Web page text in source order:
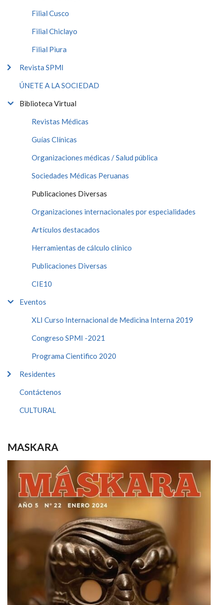
Filial Cusco
Filial Chiclayo
Filial Piura
Revista SPMI
ÚNETE A LA SOCIEDAD
Biblioteca Virtual
Revistas Médicas
Guías Clínicas
Organizaciones médicas / Salud pública
Sociedades Médicas Peruanas
Publicaciones Diversas
Organizaciones internacionales por especialidades
Artículos destacados
Herramientas de cálculo clínico
Publicaciones Diversas
CIE10
Eventos
XLI Curso Internacional de Medicina Interna 2019
Congreso SPMI -2021
Programa Cientifico 2020
Residentes
Contáctenos
CULTURAL
MASKARA